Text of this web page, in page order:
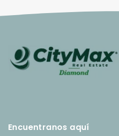
Encuentranos aquí